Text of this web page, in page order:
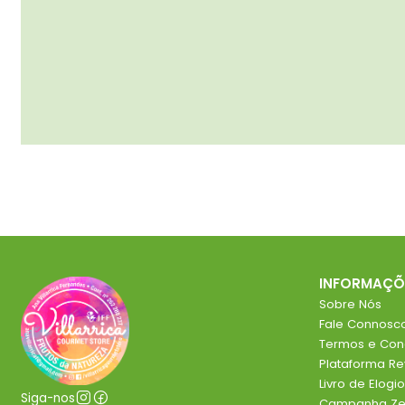
Siga-nos
Sobre Nós
Fale
Termos e
Plataforma
Livro de